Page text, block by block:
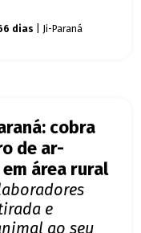
dias | Ji-Paraná
cobra
de ar-
área rural
e
ao seu